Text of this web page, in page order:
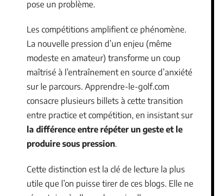
pose un problème.
Les compétitions amplifient ce phénomène.
La nouvelle pression d’un enjeu (même
modeste en amateur) transforme un coup
maîtrisé à l’entraînement en source d’anxiété
sur le parcours. Apprendre-le-golf.com
consacre plusieurs billets à cette transition
entre practice et compétition, en insistant sur
la différence entre répéter un geste et le
produire sous pression.
Cette distinction est la clé de lecture la plus
utile que l’on puisse tirer de ces blogs. Elle ne